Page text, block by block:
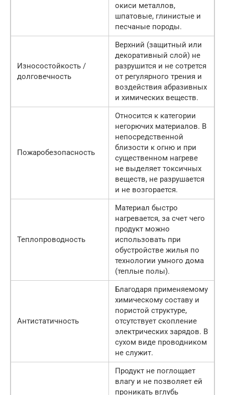
окиси металлов,
шпатовые, глинистые и
песчаные породы.
Износостойкость /
долговечность
Верхний (защитный или
декоративный слой) не
разрушится и не сотрется
от регулярного трения и
воздействия абразивных
и химических веществ.
Пожаробезопасность
Относится к категории
негорючих материалов. В
непосредственной
близости к огню и при
существенном нагреве
не выделяет токсичных
веществ, не разрушается
и не возгорается.
Теплопроводность
Материал быстро
нагревается, за счет чего
продукт можно
использовать при
обустройстве жилья по
технологии умного дома
(теплые полы).
Антистатичность
Благодаря применяемому
химическому составу и
пористой структуре,
отсутствует скопление
электрических зарядов. В
сухом виде проводником
не служит.
Продукт не поглощает
влагу и не позволяет ей
проникать вглубь